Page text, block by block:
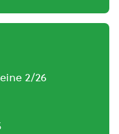
2/26